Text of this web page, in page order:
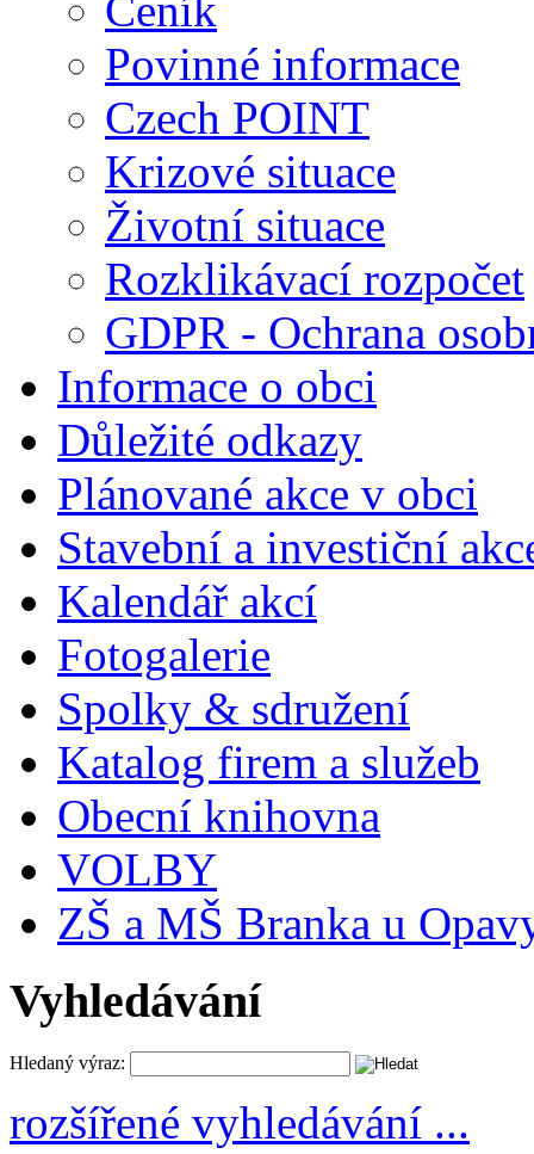
Ceník
Povinné informace
Czech POINT
Krizové situace
Životní situace
Rozklikávací rozpočet
GDPR - Ochrana
Informace o obci
Důležité odkazy
Plánované akce v obci
Stavební a investiční
Kalendář akcí
Fotogalerie
Spolky & sdružení
Katalog firem a služeb
Obecní knihovna
VOLBY
ZŠ a MŠ Branka u
Vyhledávání
Hledaný výraz:
rozšířené vyhledávání ...